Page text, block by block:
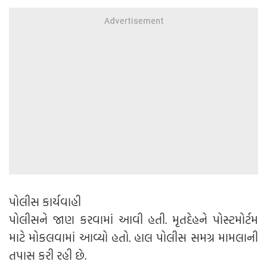
પોલીસ કાર્યવાહી
પોલીસને જાણ કરવામાં આવી હતી. મૃતદેહને પોસ્ટમોર્ટમ
માટે મોકલવામાં આવ્યો હતો. હાલ પોલીસ સમગ્ર મામલાની
તપાસ કરી રહી છે.